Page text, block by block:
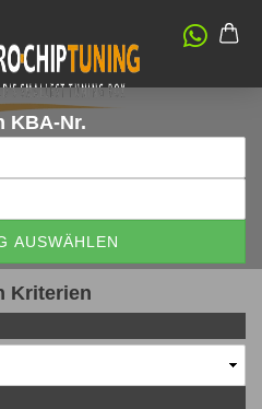
KBA-Nr.
AUSWÄHLEN
Kriterien